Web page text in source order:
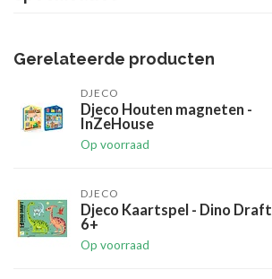
Gerelateerde producten
DJECO
Djeco Houten magneten -
InZeHouse
Op voorraad
DJECO
Djeco Kaartspel - Dino Draft
6+
Op voorraad